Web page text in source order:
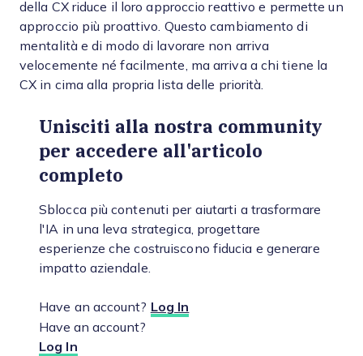
della CX riduce il loro approccio reattivo e permette un
approccio più proattivo. Questo cambiamento di
mentalità e di modo di lavorare non arriva
velocemente né facilmente, ma arriva a chi tiene la
CX in cima alla propria lista delle priorità.
Unisciti alla nostra community
per accedere all'articolo
completo
Sblocca più contenuti per aiutarti a trasformare
l'IA in una leva strategica, progettare
esperienze che costruiscono fiducia e generare
impatto aziendale.
Have an account? Log In
Have an account?
Log In